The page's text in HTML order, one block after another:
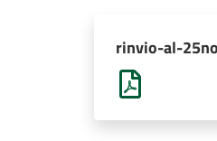
rinvio-al-